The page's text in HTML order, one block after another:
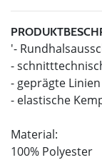
'-
-
- geprägte
- elastische
Material:
100% Polyester